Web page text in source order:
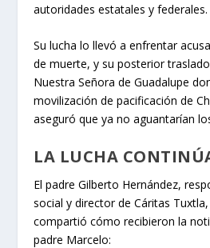
autoridades estatales y federales.
Su lucha lo llevó a enfrentar
de muerte, y su posterior
Nuestra Señora de Guadalupe
movilización de pacificación de
aseguró que ya no aguantarían
LA LUCHA
El padre Gilberto Hernández,
social y director de Cáritas
compartió cómo recibieron la
padre Marcelo: